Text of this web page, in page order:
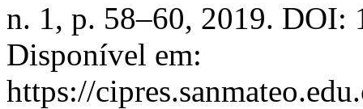
n. 1, p. 58–60, 2019. DOI:
Disponível em:
https://